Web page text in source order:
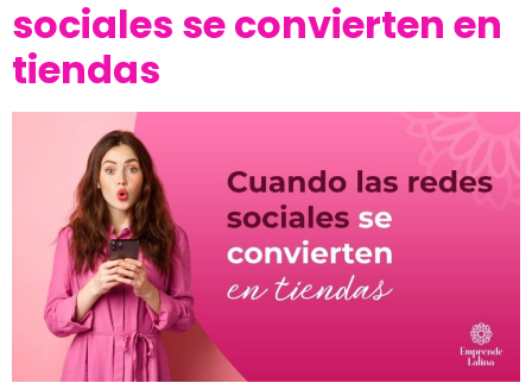
sociales se convierten en
tiendas